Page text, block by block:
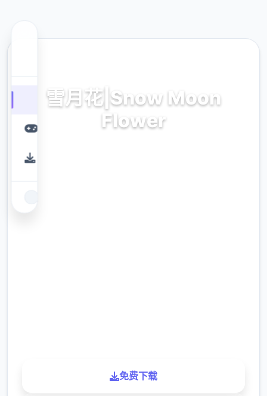
雪月花|Snow Moon
Flower
雪月花|Snow Moon Flower。专业的游戏平
免费下载